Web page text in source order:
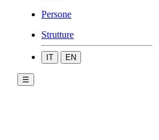
Persone
Strutture
IT EN
☰